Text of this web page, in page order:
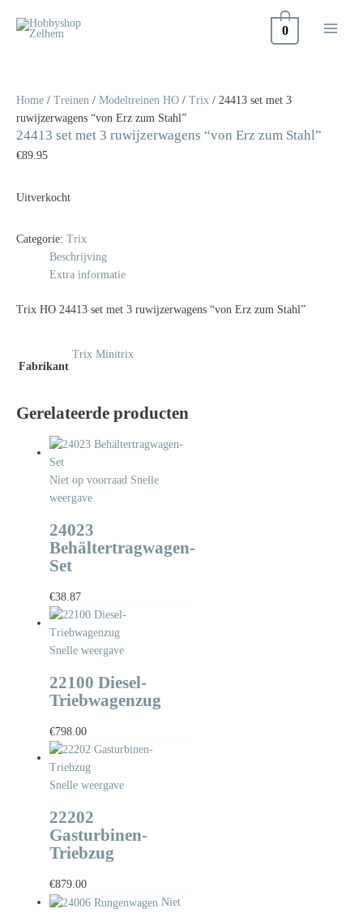
naar
0
Home / Treinen / Modeltreinen HO / Trix / 24413 set met 3
ruwijzerwagens “von Erz zum Stahl”
24413 set met 3 ruwijzerwagens “von Erz zum Stahl”
€89.95
Uitverkocht
Categorie: Trix
Beschrijving
Extra informatie
Trix HO 24413 set met 3 ruwijzerwagens “von Erz zum Stahl”
Fabrikant
Trix Minitrix
Gerelateerde producten
Niet op voorraad Snelle
weergave
24023
Behältertragwagen-
Set
€38.87
Snelle weergave
22100 Diesel-
Triebwagenzug
€798.00
Snelle weergave
22202
Gasturbinen-
Triebzug
€879.00
Niet